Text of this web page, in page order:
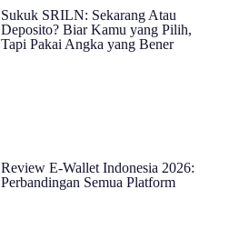
Sukuk SRILN: Sekarang Atau
Deposito? Biar Kamu yang Pilih,
Tapi Pakai Angka yang Bener
Review E-Wallet Indonesia 2026:
Perbandingan Semua Platform